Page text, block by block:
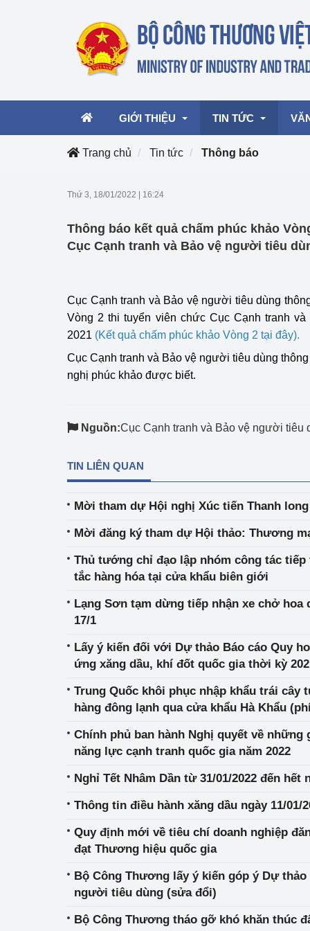
GIỚI THIỆU
Cơ cấu tổ chức
TIN TỨC
mại, Dịch vụ Việt
Công Thương -
Văn hóa ngành
Tái cơ cấu ngành
Quản lý thị trường
Khoa học, công
Thông báo
Bảo vệ môi trường
Xúc tiến thương mại
Thị trường nước
Thị trường trong
Ngành Công
Văn
Trang chủ Tin tức Thông báo
Thứ 3, 18/01/2022 16:24
Thông báo kết quả chấm phúc khảo
Cục Cạnh tranh và Bảo vệ người tiêu
Cục Cạnh tranh và Bảo vệ người tiêu dùng
Vòng 2 thi tuyển viên chức Cục Cạnh tranh
2021 (Kết quả chấm phúc khảo Vòng 2 tại đây).
Cục Cạnh tranh và Bảo vệ người tiêu dùng
nghị phúc khảo được biết.
Nguồn:Cục Cạnh tranh và Bảo vệ người tiêu
TIN LIÊN QUAN
Mời tham dự Hội nghị Xúc tiến Thanh
Mời đăng ký tham dự Hội thảo: Thương
Thủ tướng chỉ đạo lập nhóm công tác tiếp
tắc hàng hóa tại cửa khẩu biên giới
Lạng Sơn tạm dừng tiếp nhận xe chở
17/1
Lấy ý kiến đối với Dự thảo Báo cáo Quy
ứng xăng dầu, khí đốt quốc gia thời kỳ
Trung Quốc khôi phục nhập khẩu trái cây
hàng đông lạnh qua cửa khẩu Hà Khẩu
Chính phủ ban hành Nghị quyết về những
năng lực cạnh tranh quốc gia năm 2022
Nghỉ Tết Nhâm Dần từ 31/01/2022 đến hết
Thông tin điều hành xăng dầu ngày 11/01/
Quy định mới về tiêu chí doanh nghiệp
đạt Thương hiệu quốc gia
Bộ Công Thương lấy ý kiến góp ý Dự
người tiêu dùng (sửa đổi)
Bộ Công Thương tháo gỡ khó khăn thúc